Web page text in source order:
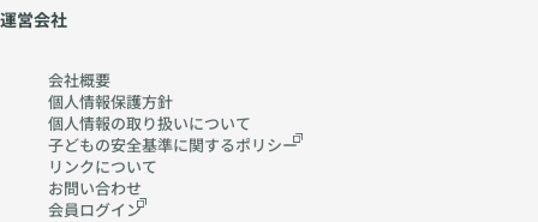
運営会社
会社概要
個人情報保護方針
個人情報の取り扱いについて
子どもの安全基準に関するポリシー
リンクについて
お問い合わせ
会員ログイン